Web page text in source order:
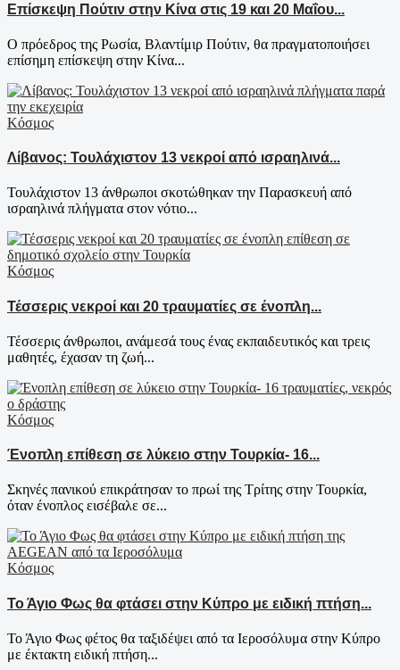
Επίσκεψη Πούτιν στην Κίνα στις 19 και 20 Μαΐου...
Ο πρόεδρος της Ρωσία, Βλαντίμιρ Πούτιν, θα πραγματοποιήσει
επίσημη επίσκεψη στην Κίνα...
Κόσμος
Λίβανος: Τουλάχιστον 13 νεκροί από ισραηλινά...
Τουλάχιστον 13 άνθρωποι σκοτώθηκαν την Παρασκευή από
ισραηλινά πλήγματα στον νότιο...
Κόσμος
Τέσσερις νεκροί και 20 τραυματίες σε ένοπλη...
Τέσσερις άνθρωποι, ανάμεσά τους ένας εκπαιδευτικός και τρεις
μαθητές, έχασαν τη ζωή...
Κόσμος
Ένοπλη επίθεση σε λύκειο στην Τουρκία- 16...
Σκηνές πανικού επικράτησαν το πρωί της Τρίτης στην Τουρκία,
όταν ένοπλος εισέβαλε σε...
Κόσμος
Το Άγιο Φως θα φτάσει στην Κύπρο με ειδική πτήση...
Το Άγιο Φως φέτος θα ταξιδέψει από τα Ιεροσόλυμα στην Κύπρο
με έκτακτη ειδική πτήση...